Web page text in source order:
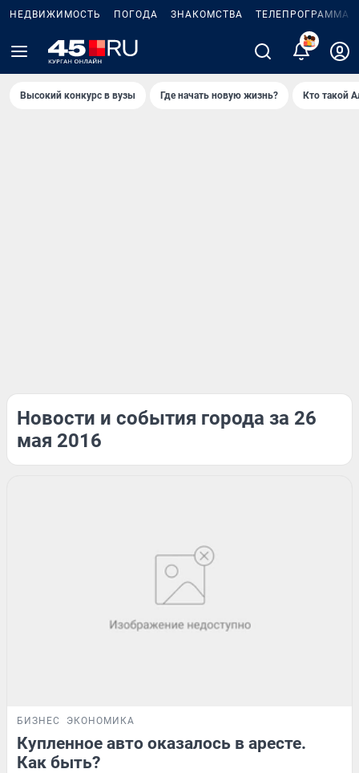
НЕДВИЖИМОСТЬ ПОГОДА ЗНАКОМСТВА ТЕЛЕПРОГРАММА
2
Высокий конкурс в вузы Где начать новую жизнь? Кто такой
Новости и события города за 26
мая 2016
БИЗНЕС ЭКОНОМИКА
Купленное авто оказалось в аресте.
Как быть?